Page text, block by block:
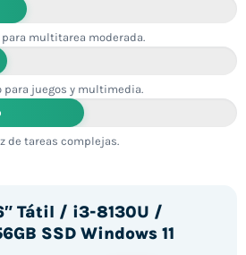
para multitarea moderada.
para juegos y multimedia.
de tareas complejas.
Tátil / i3-8130U /
SSD Windows 11